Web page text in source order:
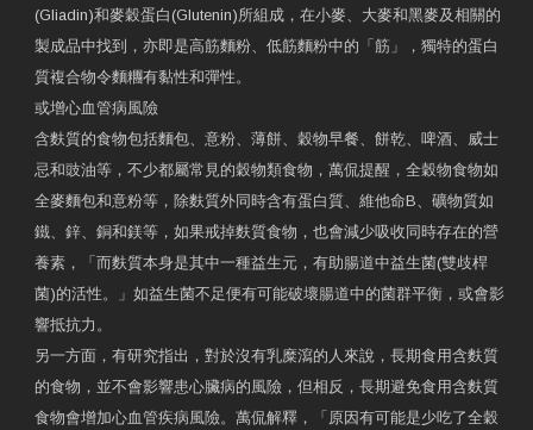
(Gliadin)和麥穀蛋白(Glutenin)所組成，在小麥、大麥和黑麥及相關的
製成品中找到，亦即是高筋麵粉、低筋麵粉中的「筋」，獨特的蛋白
質複合物令麵糰有黏性和彈性。
或增心血管病風險
含麩質的食物包括麵包、意粉、薄餅、穀物早餐、餅乾、啤酒、威士
忌和豉油等，不少都屬常見的穀物類食物，萬侃提醒，全穀物食物如
全麥麵包和意粉等，除麩質外同時含有蛋白質、維他命B、礦物質如
鐵、鋅、銅和鎂等，如果戒掉麩質食物，也會減少吸收同時存在的營
養素，「而麩質本身是其中一種益生元，有助腸道中益生菌(雙歧桿
菌)的活性。」如益生菌不足便有可能破壞腸道中的菌群平衡，或會影
響抵抗力。
另一方面，有研究指出，對於沒有乳糜瀉的人來說，長期食用含麩質
的食物，並不會影響患心臟病的風險，但相反，長期避免食用含麩質
食物會增加心血管疾病風險。萬侃解釋，「原因有可能是少吃了全穀